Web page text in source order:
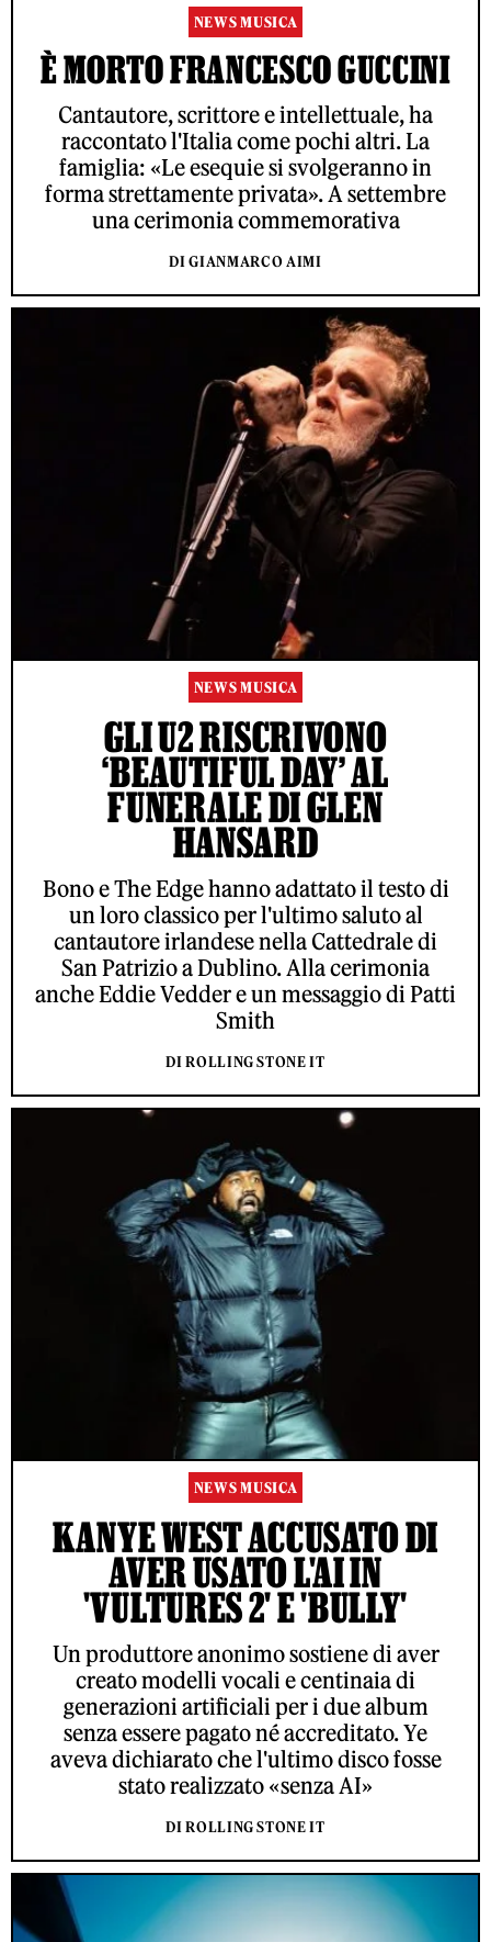
NEWS MUSICA
È MORTO FRANCESCO GUCCINI
Cantautore, scrittore e intellettuale, ha
raccontato l'Italia come pochi altri. La
famiglia: «Le esequie si svolgeranno in
forma strettamente privata». A settembre
una cerimonia commemorativa
DI GIANMARCO AIMI
NEWS MUSICA
GLI U2 RISCRIVONO
‘BEAUTIFUL DAY’ AL
FUNERALE DI GLEN
HANSARD
Bono e The Edge hanno adattato il testo di
un loro classico per l'ultimo saluto al
cantautore irlandese nella Cattedrale di
San Patrizio a Dublino. Alla cerimonia
anche Eddie Vedder e un messaggio di Patti
Smith
DI ROLLING STONE IT
NEWS MUSICA
KANYE WEST ACCUSATO DI
AVER USATO L'AI IN
'VULTURES 2' E 'BULLY'
Un produttore anonimo sostiene di aver
creato modelli vocali e centinaia di
generazioni artificiali per i due album
senza essere pagato né accreditato. Ye
aveva dichiarato che l'ultimo disco fosse
stato realizzato «senza AI»
DI ROLLING STONE IT